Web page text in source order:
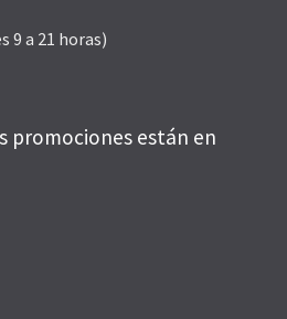
9 a 21 horas)
promociones están en